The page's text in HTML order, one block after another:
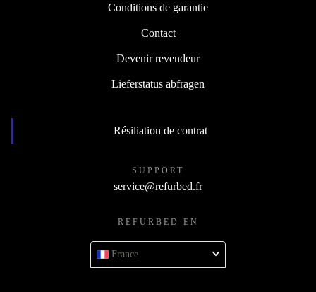
Conditions de garantie
Contact
Devenir revendeur
Lieferstatus abfragen
Résiliation de contrat
SUPPORT
service@refurbed.fr
REFURBED EN
France